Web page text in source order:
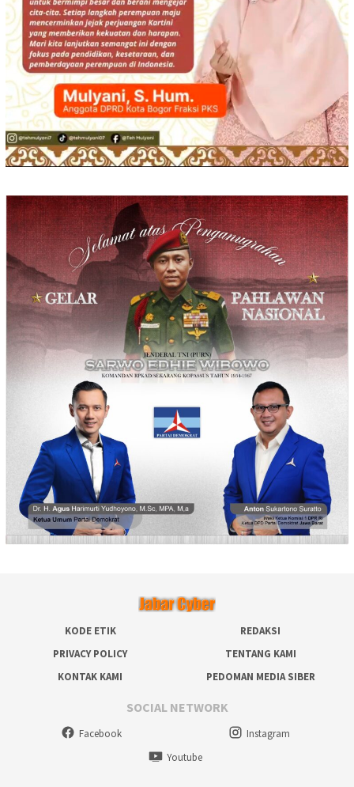
KODE ETIK
REDAKSI
PRIVACY POLICY
TENTANG KAMI
KONTAK KAMI
PEDOMAN MEDIA SIBER
SOCIAL NETWORK
Facebook
Instagram
Youtube